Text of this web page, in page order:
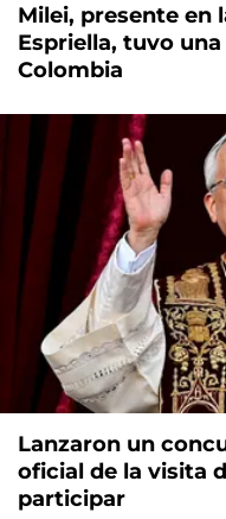
Milei, presente en
Espriella, tuvo
Colombia
Lanzaron un
oficial de la visita
participar